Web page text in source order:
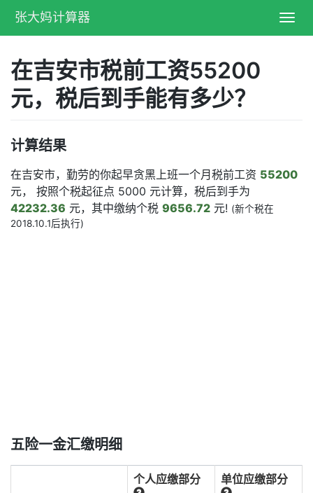
张大妈计算器
在吉安市税前工资55200
元，税后到手能有多少？
计算结果
在吉安市，勤劳的你起早贪黑上班一个月税前工资 55200
元， 按照个税起征点 5000 元计算，税后到手为
42232.36 元，其中缴纳个税 9656.72 元! (新个税在
2018.10.1后执行)
五险一金汇缴明细
个人应缴部分 单位应缴部分